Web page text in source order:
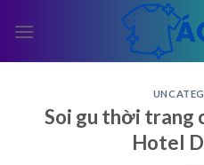
Soi gu thời trang
Hotel